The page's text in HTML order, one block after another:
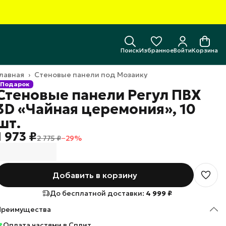
ПоискИзбранноеВойтиКорзина
Стеновые панели под Мозаику
›
Подарок
панели Регул ПВХ
«Чайная церемония», 10
973 ₽2 775 ₽−29%
Добавить в корзину
До бесплатной доставки: 4 999 ₽